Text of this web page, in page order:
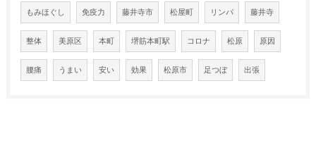
もみほぐし 免疫力 藤井寺市 松屋町 リンパ 藤井寺
整体 美原区 本町 堺筋本町駅 コロナ 松原 原因
腰痛 うまい 安い 効果 松原市 足つぼ 出張